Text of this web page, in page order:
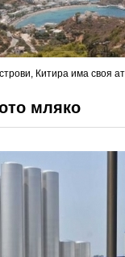
Китира има своя
мляко